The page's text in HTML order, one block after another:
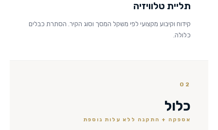
תליית טלוויזיה
קידוח וקיבוע מקצועי לפי משקל המסך וסוג הקיר. הסתרת כבלים
כלולה.
02
כלול
אספקה + התקנה ללא עלות נוספת